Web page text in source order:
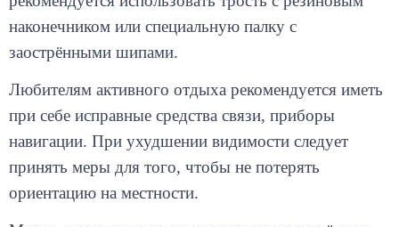
наконечником или специальную палку с
заострёнными шипами.
при себе исправные средства связи, приборы
навигации. При ухудшении видимости следует
принять меры для того, чтобы не потерять
ориентацию на местности.